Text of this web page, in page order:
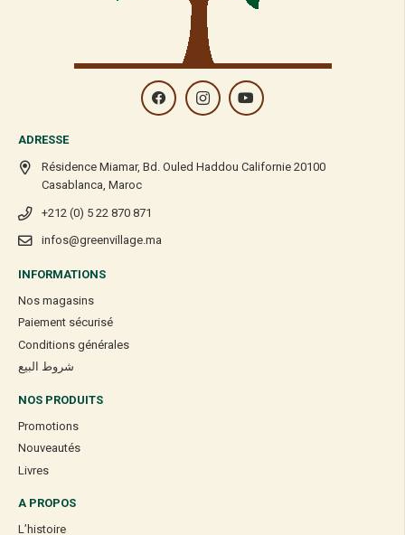
ADRESSE
Résidence Miamar, Bd. Ouled Haddou Californie 20100
Casablanca, Maroc
+212 (0) 5 22 870 871
infos@greenvillage.ma
INFORMATIONS
Nos magasins
Paiement sécurisé
Conditions générales
شروط البيع
NOS PRODUITS
Promotions
Nouveautés
Livres
A PROPOS
L’histoire